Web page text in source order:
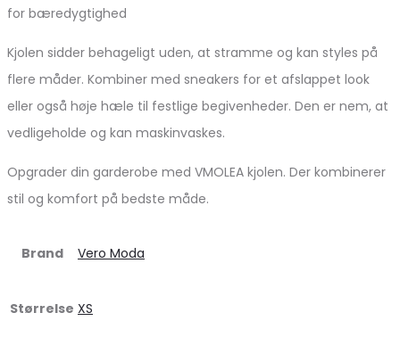
for bæredygtighed
Kjolen sidder behageligt uden, at stramme og kan styles på
flere måder. Kombiner med sneakers for et afslappet look
eller også høje hæle til festlige begivenheder. Den er nem, at
vedligeholde og kan maskinvaskes.
Opgrader din garderobe med VMOLEA kjolen. Der kombinerer
stil og komfort på bedste måde.
Brand Vero Moda
Størrelse XS